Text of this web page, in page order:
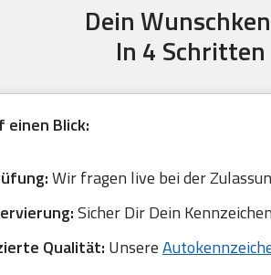
Dein
In 4
einen Blick:
Wir fragen live bei der
Sicher Dir Dein
Qualität: Unsere